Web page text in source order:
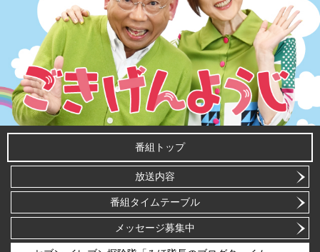
番組トップ
放送内容
番組タイムテーブル
メッセージ募集中